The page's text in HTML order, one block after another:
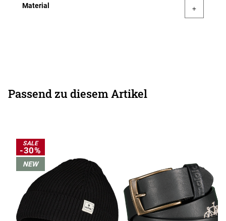
Material
Passend zu diesem Artikel
SALE
-30%
NEW